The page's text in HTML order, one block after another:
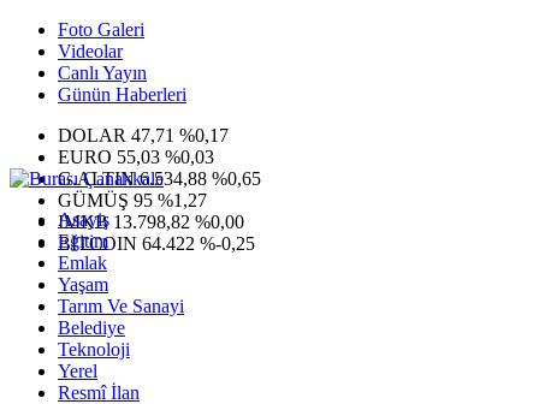
Foto Galeri
Videolar
Canlı Yayın
Günün Haberleri
DOLAR 47,71 %0,17
EURO 55,03 %0,03
G.ALTIN6.534,88 %0,65
GÜMÜŞ 95 %1,27
IMKB 13.798,82 %0,00
BITCOIN 64.422 %-0,25
Asayiş
Eğitim
Emlak
Yaşam
Tarım Ve Sanayi
Belediye
Teknoloji
Yerel
Resmî İlan